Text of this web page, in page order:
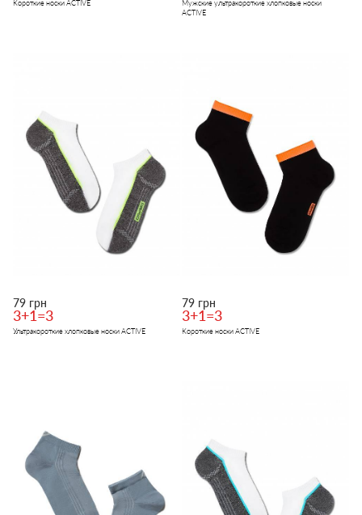
Короткие носки ACTIVE
Мужские ультракороткие хлопковые носки
ACTIVE
79 грн
3+1=3
Ультракороткие хлопковые носки ACTIVE
79 грн
3+1=3
Короткие носки ACTIVE